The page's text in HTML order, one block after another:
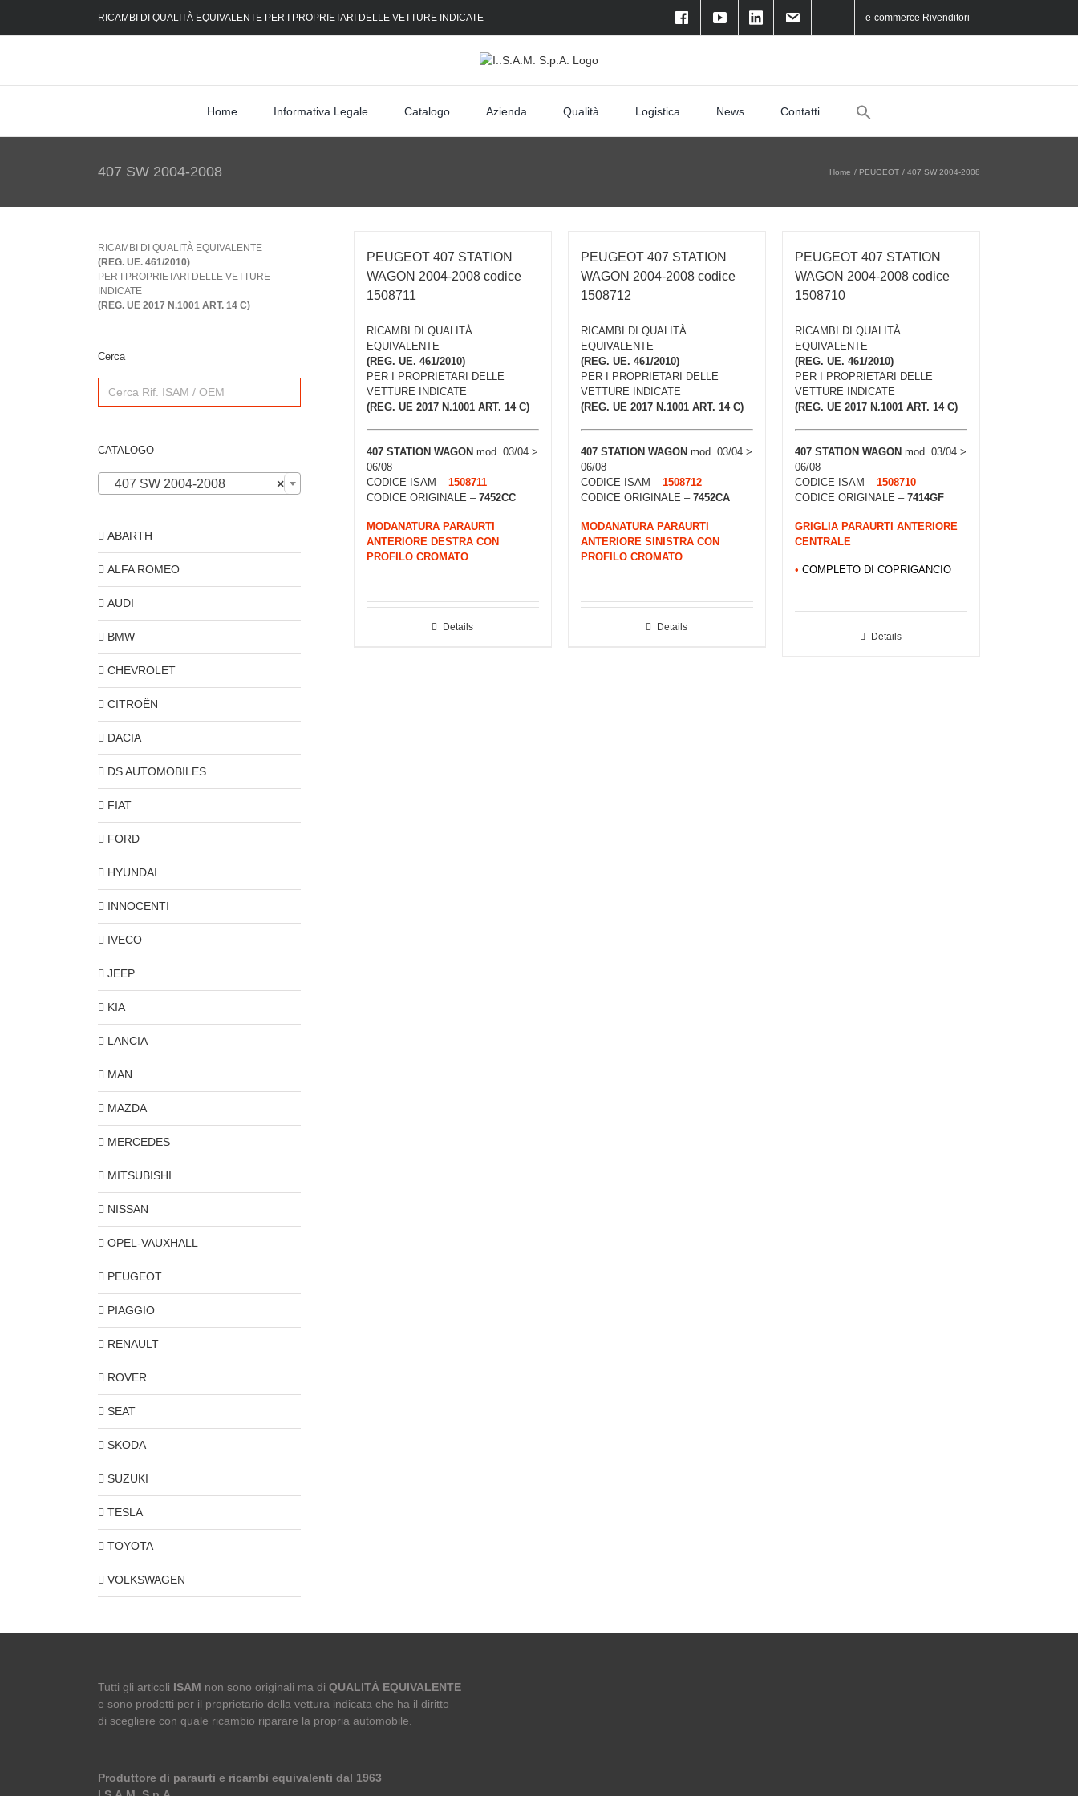
RICAMBI DI QUALITÀ EQUIVALENTE PER I PROPRIETARI DELLE VETTURE INDICATE e-commerce Rivenditori
Home Informativa Legale Catalogo Azienda Qualità Logistica News Contatti
407 SW 2004-2008 Home PEUGEOT 407 SW 2004-2008
PEUGEOT 407 STATION
WAGON 2004-2008 codice
1508711
RICAMBI DI QUALITÀ
EQUIVALENTE
(REG. UE. 461/2010)
PER I PROPRIETARI DELLE
VETTURE INDICATE
(REG. UE 2017 N.1001 ART. 14 C)
407 STATION WAGON mod. 03/04 >
06/08
CODICE ISAM – 1508711
CODICE ORIGINALE – 7452CC
MODANATURA PARAURTI
ANTERIORE DESTRA CON
PROFILO CROMATO
Details
PEUGEOT 407 STATION
WAGON 2004-2008 codice
1508712
RICAMBI DI QUALITÀ
EQUIVALENTE
(REG. UE. 461/2010)
PER I PROPRIETARI DELLE
VETTURE INDICATE
(REG. UE 2017 N.1001 ART. 14 C)
407 STATION WAGON mod. 03/04 >
06/08
CODICE ISAM – 1508712
CODICE ORIGINALE – 7452CA
MODANATURA PARAURTI
ANTERIORE SINISTRA CON
PROFILO CROMATO
Details
PEUGEOT 407 STATION
WAGON 2004-2008 codice
1508710
RICAMBI DI QUALITÀ
EQUIVALENTE
(REG. UE. 461/2010)
PER I PROPRIETARI DELLE
VETTURE INDICATE
(REG. UE 2017 N.1001 ART. 14 C)
407 STATION WAGON mod. 03/04 >
06/08
CODICE ISAM – 1508710
CODICE ORIGINALE – 7414GF
GRIGLIA PARAURTI ANTERIORE
CENTRALE
• COMPLETO DI COPRIGANCIO
Details
RICAMBI DI QUALITÀ EQUIVALENTE
(REG. UE. 461/2010)
PER I PROPRIETARI DELLE VETTURE
INDICATE
(REG. UE 2017 N.1001 ART. 14 C)
Cerca
Search
for:
CATALOGO
×
407 SW 2004-2008
ABARTH
ALFA ROMEO
AUDI
BMW
CHEVROLET
CITROËN
DACIA
DS AUTOMOBILES
FIAT
FORD
HYUNDAI
INNOCENTI
IVECO
JEEP
KIA
LANCIA
MAN
MAZDA
MERCEDES
MITSUBISHI
NISSAN
OPEL-VAUXHALL
PEUGEOT
PIAGGIO
RENAULT
ROVER
SEAT
SKODA
SUZUKI
TESLA
TOYOTA
VOLKSWAGEN
Tutti gli articoli ISAM non sono originali ma di QUALITÀ EQUIVALENTE
e sono prodotti per il proprietario della vettura indicata che ha il diritto
di scegliere con quale ricambio riparare la propria automobile.
Produttore di paraurti e ricambi equivalenti dal 1963